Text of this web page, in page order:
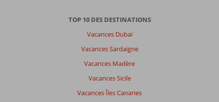
TOP 10 DES DESTINATIONS
Vacances Dubaï
Vacances Sardaigne
Vacances Madère
Vacances Sicile
Vacances Îles Canaries